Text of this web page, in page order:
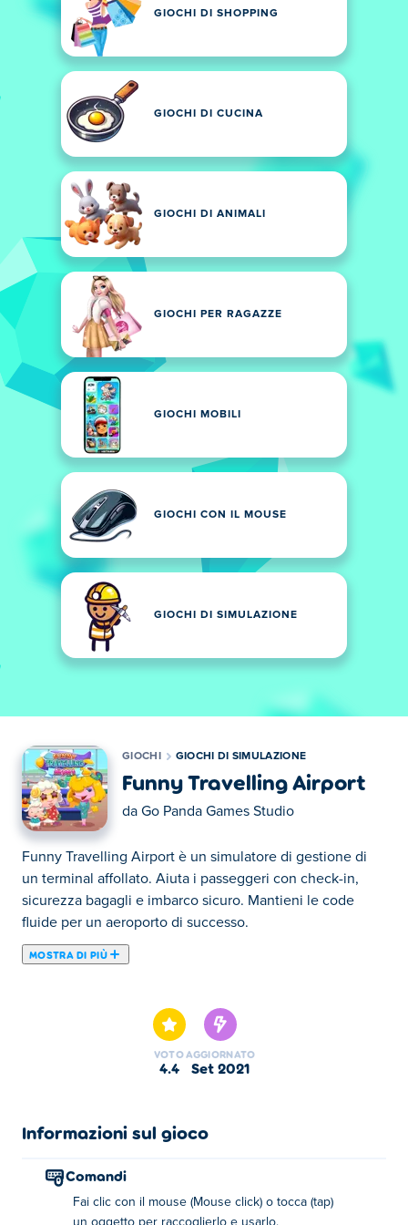
GIOCHI DI SHOPPING
GIOCHI DI CUCINA
GIOCHI DI ANIMALI
GIOCHI PER RAGAZZE
GIOCHI MOBILI
GIOCHI CON IL MOUSE
GIOCHI DI SIMULAZIONE
GIOCHI GIOCHI DI SIMULAZIONE
Funny Travelling Airport
da Go Panda Games Studio
Funny Travelling Airport è un simulatore di gestione di
un terminal affollato. Aiuta i passeggeri con check-in,
sicurezza bagagli e imbarco sicuro. Mantieni le code
fluide per un aeroporto di successo.
MOSTRA DI PIÙ
compito è gestire i passeggeri in un aeroporto? Allora
questo gioco è solo per te! Sperimenta e impara le basi
del viaggio in aereo mentre guidi i passeggeri dal check-
biglietti e fare molto di più! Condividi questo gioco con i
viaggio!
Come giocare:
VOTO
4.4
AGGIORNATO
set 2021
Informazioni sul gioco
Comandi
Fai clic con il mouse (Mouse click) o tocca (tap)
un oggetto per raccoglierlo e usarlo.